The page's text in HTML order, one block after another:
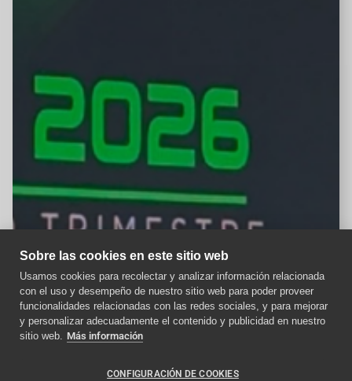
Sobre las cookies en este sitio web
Usamos cookies para recolectar y analizar información relacionada
con el uso y desempeño de nuestro sitio web para poder proveer
funcionalidades relacionadas con las redes sociales, y para mejorar
y personalizar adecuadamente el contenido y publicidad en nuestro
sitio web. Más información
CONFIGURACIÓN DE COOKIES
Aviso importante
Como afecta la nueva
ascensores en 2024